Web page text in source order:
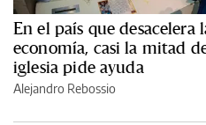
En el país que
economía, casi la mitad
iglesia pide ayuda
Alejandro Rebossio